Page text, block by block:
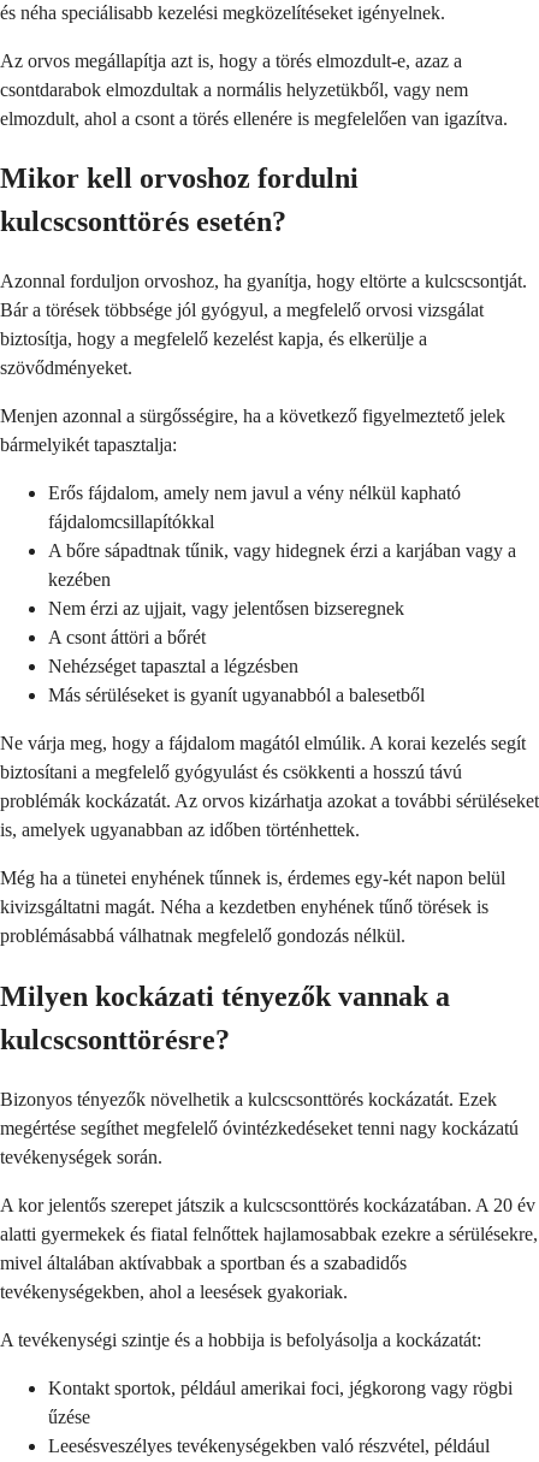
és néha speciálisabb kezelési megközelítéseket igényelnek.
Az orvos megállapítja azt is, hogy a törés elmozdult-e, azaz a
csontdarabok elmozdultak a normális helyzetükből, vagy nem
elmozdult, ahol a csont a törés ellenére is megfelelően van igazítva.
Mikor kell orvoshoz fordulni
kulcscsonttörés esetén?
Azonnal forduljon orvoshoz, ha gyanítja, hogy eltörte a kulcscsontját.
Bár a törések többsége jól gyógyul, a megfelelő orvosi vizsgálat
biztosítja, hogy a megfelelő kezelést kapja, és elkerülje a
szövődményeket.
Menjen azonnal a sürgősségire, ha a következő figyelmeztető jelek
bármelyikét tapasztalja:
Erős fájdalom, amely nem javul a vény nélkül kapható
fájdalomcsillapítókkal
A bőre sápadtnak tűnik, vagy hidegnek érzi a karjában vagy a
kezében
Nem érzi az ujjait, vagy jelentősen bizseregnek
A csont áttöri a bőrét
Nehézséget tapasztal a légzésben
Más sérüléseket is gyanít ugyanabból a balesetből
Ne várja meg, hogy a fájdalom magától elmúlik. A korai kezelés segít
biztosítani a megfelelő gyógyulást és csökkenti a hosszú távú
problémák kockázatát. Az orvos kizárhatja azokat a további sérüléseket
is, amelyek ugyanabban az időben történhettek.
Még ha a tünetei enyhének tűnnek is, érdemes egy-két napon belül
kivizsgáltatni magát. Néha a kezdetben enyhének tűnő törések is
problémásabbá válhatnak megfelelő gondozás nélkül.
Milyen kockázati tényezők vannak a
kulcscsonttörésre?
Bizonyos tényezők növelhetik a kulcscsonttörés kockázatát. Ezek
megértése segíthet megfelelő óvintézkedéseket tenni nagy kockázatú
tevékenységek során.
A kor jelentős szerepet játszik a kulcscsonttörés kockázatában. A 20 év
alatti gyermekek és fiatal felnőttek hajlamosabbak ezekre a sérülésekre,
mivel általában aktívabbak a sportban és a szabadidős
tevékenységekben, ahol a leesések gyakoriak.
A tevékenységi szintje és a hobbija is befolyásolja a kockázatát:
Kontakt sportok, például amerikai foci, jégkorong vagy rögbi
űzése
Leesésveszélyes tevékenységekben való részvétel, például